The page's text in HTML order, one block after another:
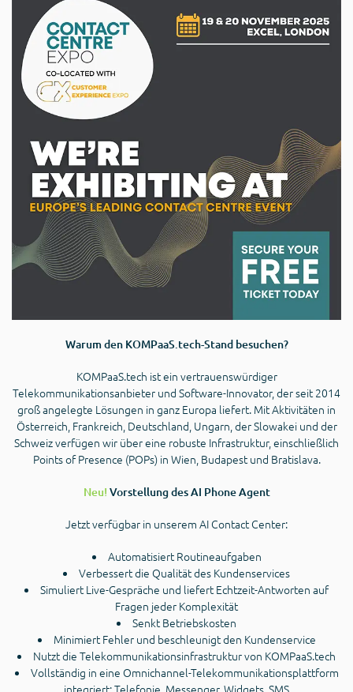
Warum den KOMPaaS.tech-Stand besuchen?
KOMPaaS.tech ist ein vertrauenswürdiger
Telekommunikationsanbieter und Software-Innovator, der seit 2014
groß angelegte Lösungen in ganz Europa liefert. Mit Aktivitäten in
Österreich, Frankreich, Deutschland, Ungarn, der Slowakei und der
Schweiz verfügen wir über eine robuste Infrastruktur, einschließlich
Points of Presence (POPs) in Wien, Budapest und Bratislava.
Neu! Vorstellung des AI Phone Agent
Jetzt verfügbar in unserem AI Contact Center:
Automatisiert Routineaufgaben
Verbessert die Qualität des Kundenservices
Simuliert Live-Gespräche und liefert Echtzeit-Antworten auf
Fragen jeder Komplexität
Senkt Betriebskosten
Minimiert Fehler und beschleunigt den Kundenservice
Nutzt die Telekommunikationsinfrastruktur von KOMPaaS.tech
Vollständig in eine Omnichannel-Telekommunikationsplattform
integriert: Telefonie, Messenger, Widgets, SMS